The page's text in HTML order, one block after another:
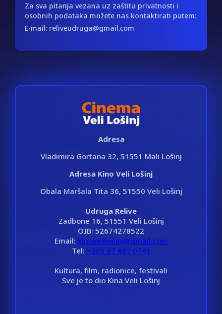
Za sva pitanja vezana uz zaštitu privatnosti i
osobnih podataka možete nas kontaktirati putem:
E-mail: reliveudruga@gmail.com
Adresa
Vladimira Gortana 32, 51551 Mali Lošinj
Adresa Kino Veli Lošinj
Obala Maršala Tita 36, 51550 Veli Lošinj
Udruga Relive
Zadbone 16, 51551 Veli Lošinj
OIB: 52674278522
Email: kinovelilosinj@gmail.com
Tel: +385 97 682 0741
Kultura, film, radionice, festivali
Sve je to dio Kina Veli Lošinj